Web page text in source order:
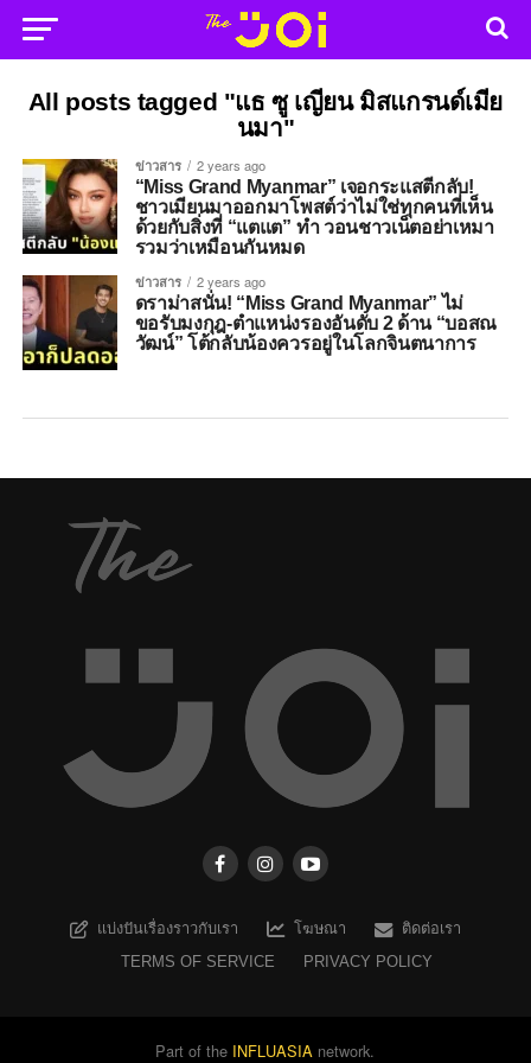
All posts tagged "แธ ซู เญียน มิสแกรนด์เมีย
นมา"
ข่าวสาร 2 years ago
“Miss Grand Myanmar” เจอกระแสตีกลับ!
ชาวเมียนมาออกมาโพสต์ว่าไม่ใช่ทุกคนที่เห็น
ด้วยกับสิ่งที่ “แตแต” ทำ วอนชาวเน็ตอย่าเหมา
รวมว่าเหมือนกันหมด
ข่าวสาร 2 years ago
ดราม่าสนั่น! “Miss Grand Myanmar” ไม่
ขอรับมงกุฎ-ตำแหน่งรองอันดับ 2 ด้าน “บอสณ
วัฒน์” โต้กลับน้องควรอยู่ในโลกจินตนาการ
แบ่งปันเรื่องราวกับเรา โฆษณา
ติดต่อเรา
TERMS OF SERVICE
PRIVACY POLICY
Part of the INFLUASIA network.